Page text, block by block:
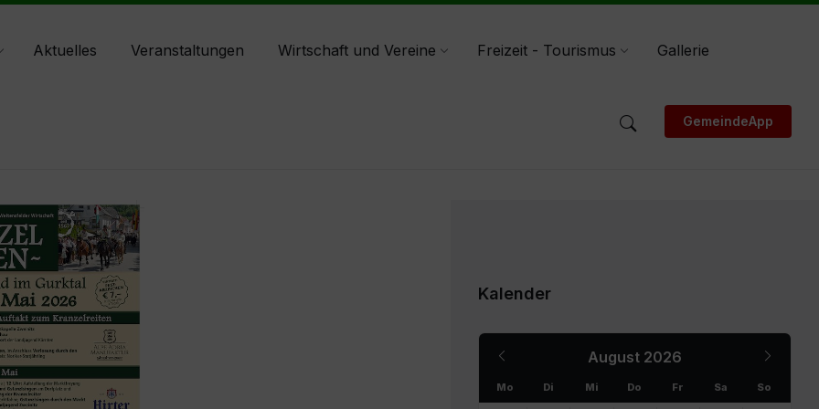
Aktuelles Veranstaltungen Wirtschaft und Vereine Freizeit - Tourismus
Gallerie
GemeindeApp
Kalender
August 2026
Month
Mo Di Mi Do Fr Sa So